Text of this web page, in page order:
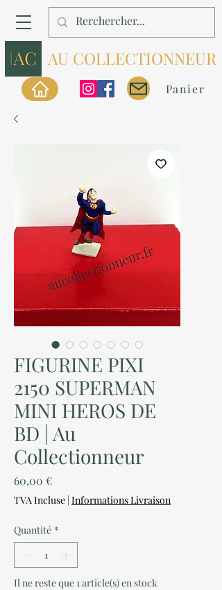
AU COLLECTIONNEUR
Panier
FIGURINE PIXI
2150 SUPERMAN
MINI HEROS DE
BD | Au
Collectionneur
60,00 €Prix
TVA Incluse | Informations Livraison
Quantité *
Il ne reste que 1 article(s) en stock